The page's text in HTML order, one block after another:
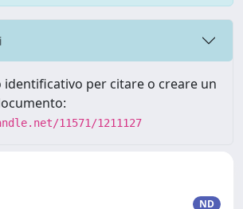
identificativo per citare o creare un
11571/1211127
ND